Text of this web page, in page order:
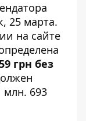
25 марта.
на сайте
грн без
млн. 693